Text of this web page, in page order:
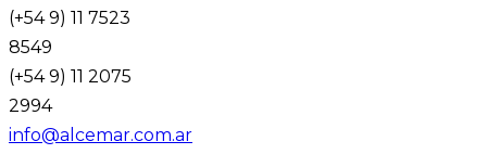
(+54 9) 11 7523
8549
(+54 9) 11 2075
2994
info@alcemar.com.ar